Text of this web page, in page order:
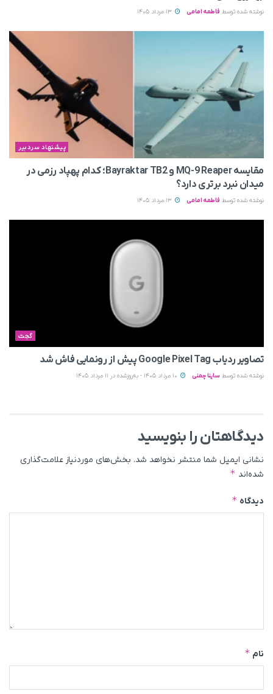
نوشته شده توسط فاطمه امامی
پیشنهاد سردبیر
مقایسه MQ-9 Reaper و Bayraktar TB2؛ کدام پهپاد رزمی در
میدان نبرد برتری دارد؟
نوشته شده توسط فاطمه امامی
گجت
تصاویر ردیاب Google Pixel Tag پیش از رونمایی فاش شد
نوشته شده توسط ساینا چمنی
دیدگاهتان را بنویسید
نشانی ایمیل شما منتشر نخواهد شد. بخش‌های موردنیاز علامت‌گذاری
شده‌اند *
دیدگاه *
نام *